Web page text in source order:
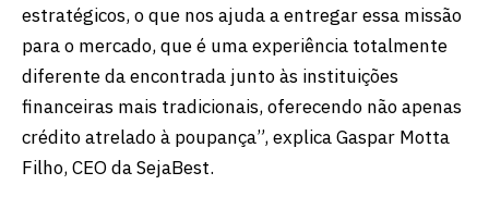
estratégicos, o que nos ajuda a entregar essa missão
para o mercado, que é uma experiência totalmente
diferente da encontrada junto às instituições
financeiras mais tradicionais, oferecendo não apenas
crédito atrelado à poupança”, explica Gaspar Motta
Filho, CEO da SejaBest.